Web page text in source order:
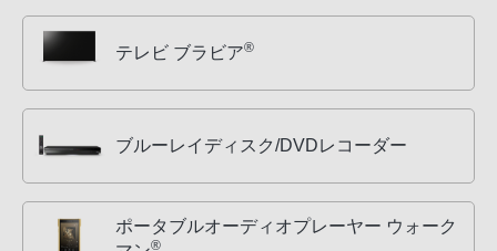
テレビ ブラビア®
ブルーレイディスク/DVDレコーダー
ポータブルオーディオプレーヤー ウォーク
®